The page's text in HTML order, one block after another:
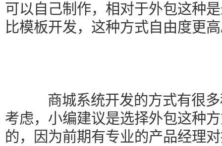
可以自己制作，相对于外包这种
比模板开发，这种方式自由度更
商城系统开发的方式有很多
考虑，小编建议是选择外包这种
的，因为前期有专业的产品经理